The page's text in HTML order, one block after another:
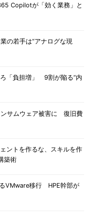
Copilotが「効く業務」と
の若手は“アナログな現
「負担増」 9割が陥る“内
ンサムウェア被害に 復旧費
ントを作るな、スキルを作
築術
VMware移行 HPE幹部が